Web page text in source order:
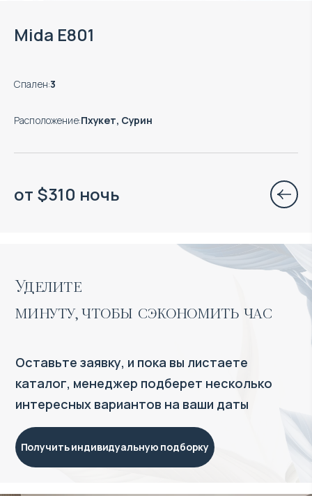
Mida E801
Спален:3
Расположение:Пхукет, Сурин
от $310 ночь
Уделите
минуту, чтобы сэкономить час
Оставьте заявку, и пока вы листаете
каталог, менеджер подберет несколько
интересных вариантов на ваши даты
Получить индивидуальную подборку